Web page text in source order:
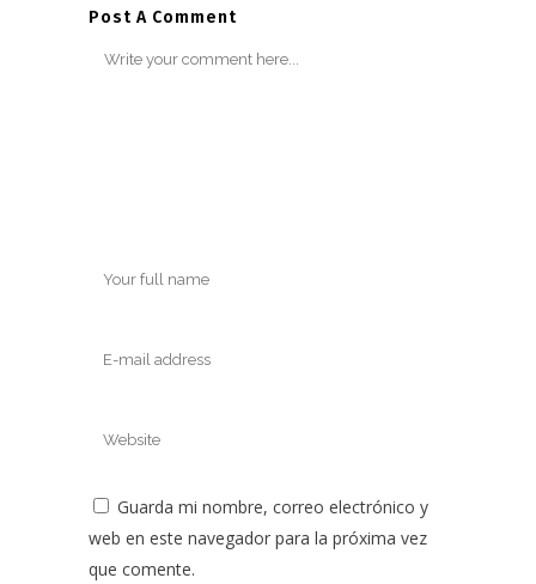
Post A Comment
Guarda mi nombre, correo electrónico y
web en este navegador para la próxima vez
que comente.